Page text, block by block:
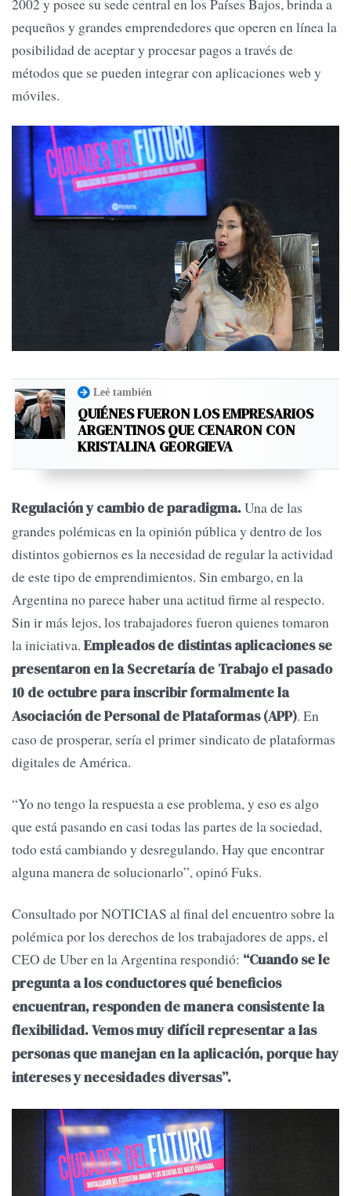
2002 y posee su sede central en los Países Bajos, brinda a
pequeños y grandes emprendedores que operen en línea la
posibilidad de aceptar y procesar pagos a través de
métodos que se pueden integrar con aplicaciones web y
móviles.
Leé también
QUIÉNES FUERON LOS EMPRESARIOS
ARGENTINOS QUE CENARON CON
KRISTALINA GEORGIEVA
Regulación y cambio de paradigma.Una de las
grandes polémicas en la opinión pública y dentro de los
distintos gobiernos es la necesidad de regular la actividad
de este tipo de emprendimientos. Sin embargo, en la
Argentina no parece haber una actitud firme al respecto.
Sin ir más lejos, los trabajadores fueron quienes tomaron
la iniciativa. Empleados de distintas aplicaciones se
presentaron en la Secretaría de Trabajo el pasado
10 de octubre para inscribir formalmente la
Asociación de Personal de Plataformas (APP). En
caso de prosperar, sería el primer sindicato de plataformas
digitales de América.
“Yo no tengo la respuesta a ese problema, y eso es algo
que está pasando en casi todas las partes de la sociedad,
todo está cambiando y desregulando. Hay que encontrar
alguna manera de solucionarlo”, opinó Fuks.
Consultado por NOTICIAS al final del encuentro sobre la
polémica por los derechos de los trabajadores de apps, el
CEO de Uber en la Argentina respondió: “Cuando se le
pregunta a los conductores qué beneficios
encuentran, responden de manera consistente la
flexibilidad. Vemos muy difícil representar a las
personas que manejan en la aplicación, porque hay
intereses y necesidades diversas”.